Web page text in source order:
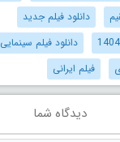
دانلود فیلم جدید
دانلود فیلم سینمایی
فیلم ایرانی
دیدگاه شما